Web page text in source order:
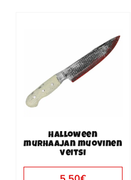
Halloween
murhaajan muovinen
veitsi